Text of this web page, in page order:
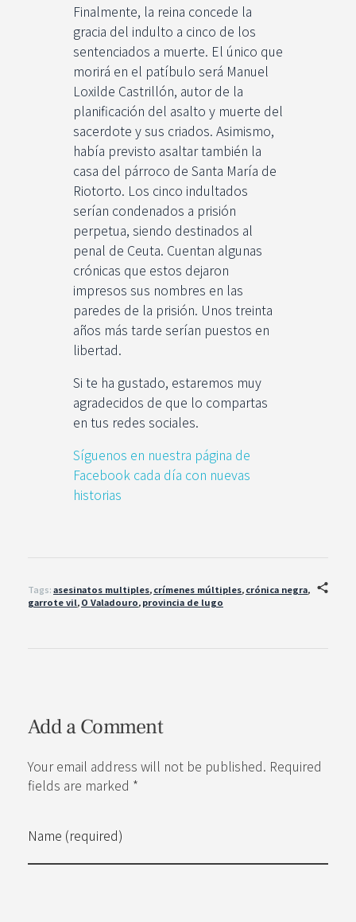
Finalmente, la reina concede la
gracia del indulto a cinco de los
sentenciados a muerte. El único que
morirá en el patíbulo será Manuel
Loxilde Castrillón, autor de la
planificación del asalto y muerte del
sacerdote y sus criados. Asimismo,
había previsto asaltar también la
casa del párroco de Santa María de
Riotorto. Los cinco indultados
serían condenados a prisión
perpetua, siendo destinados al
penal de Ceuta. Cuentan algunas
crónicas que estos dejaron
impresos sus nombres en las
paredes de la prisión. Unos treinta
años más tarde serían puestos en
libertad.
Si te ha gustado, estaremos muy
agradecidos de que lo compartas
en tus redes sociales.
Síguenos en nuestra página de
Facebook cada día con nuevas
historias
Tags:asesinatos multiples,crímenes múltiples,crónica negra,
garrote vil,O Valadouro,provincia de lugo
Add a Comment
Your email address will not be published. Required
fields are marked *
Name (required)